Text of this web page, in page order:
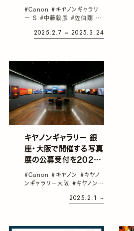
1995-2025」が品川
で開催。東京という巨大
ャラリーに再現
#Canon#キヤノンギャラリ
ー S #中藤毅彦 #佐伯剛 #
2025.2.7 ~ 2025.3.24
キヤノンギャラリー 銀
座・大阪で開催する写真
展の公募受付を2025
年2月1日より開始。写
真展は、同年7月から
#Canon#キヤノン #キヤノ
ンギャラリー大阪 #キヤノンギ
2025.2.1 ~